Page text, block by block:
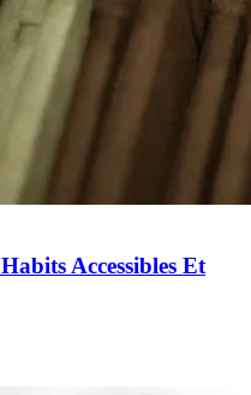
Accessibles Et